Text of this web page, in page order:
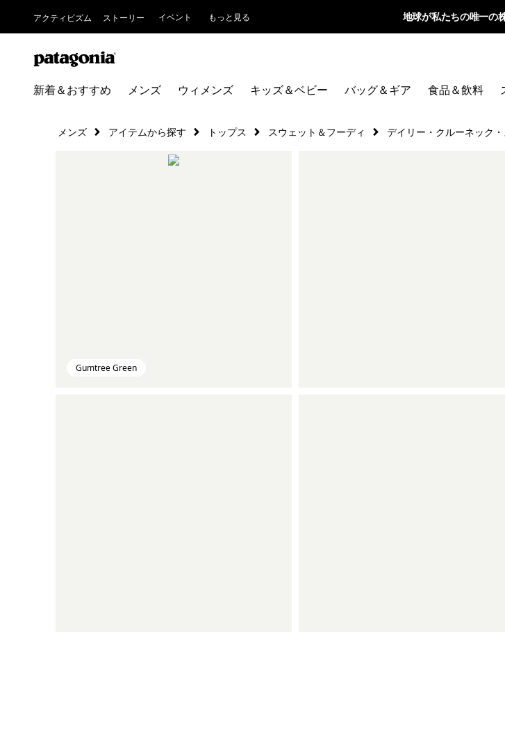
アクティビズム ストーリー イベント もっと見る 地球が私たちの唯一の
新着＆おすすめ メンズ ウィメンズ キッズ＆ベビー バッグ＆ギア 食品＆飲料
メンズ アイテムから探す トップス スウェット＆フーディ デイリー・クルーネック
Gumtree Green